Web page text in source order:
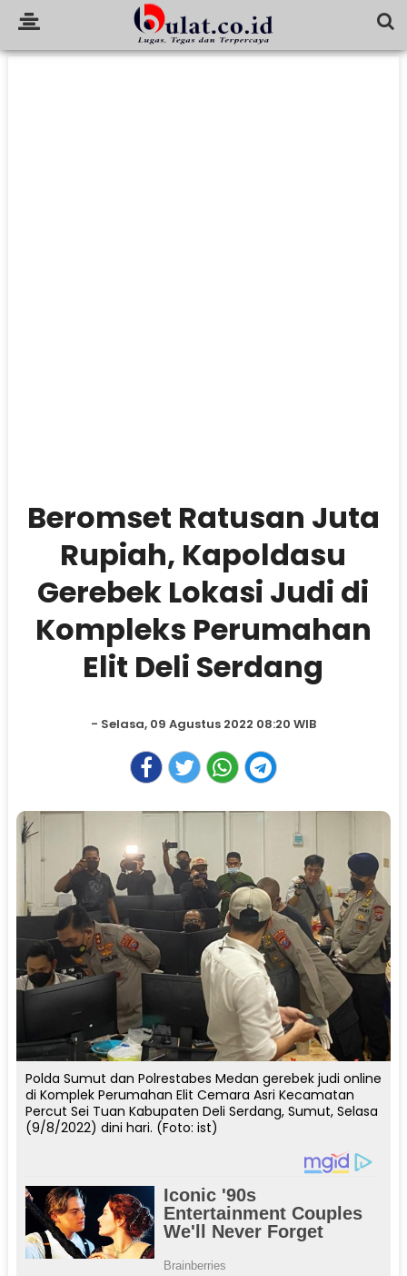
Beromset Ratusan Juta
Rupiah, Kapoldasu
Gerebek Lokasi Judi di
Kompleks Perumahan
Elit Deli Serdang
- Selasa, 09 Agustus 2022 08:20 WIB
Polda Sumut dan Polrestabes Medan gerebek judi online
di Komplek Perumahan Elit Cemara Asri Kecamatan
Percut Sei Tuan Kabupaten Deli Serdang, Sumut, Selasa
(9/8/2022) dini hari. (Foto: ist)